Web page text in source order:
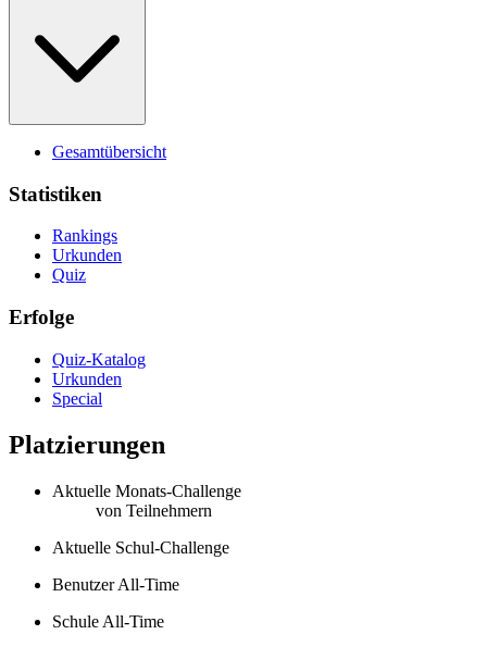
Gesamtübersicht
Statistiken
Rankings
Urkunden
Quiz
Erfolge
Quiz-Katalog
Urkunden
Special
Platzierungen
Aktuelle Monats-Challenge
von Teilnehmern
Aktuelle Schul-Challenge
Benutzer All-Time
Schule All-Time